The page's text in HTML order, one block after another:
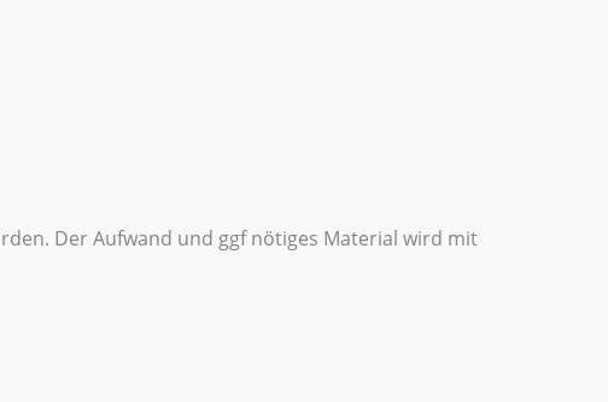
Der Aufwand und ggf nötiges Material wird mit